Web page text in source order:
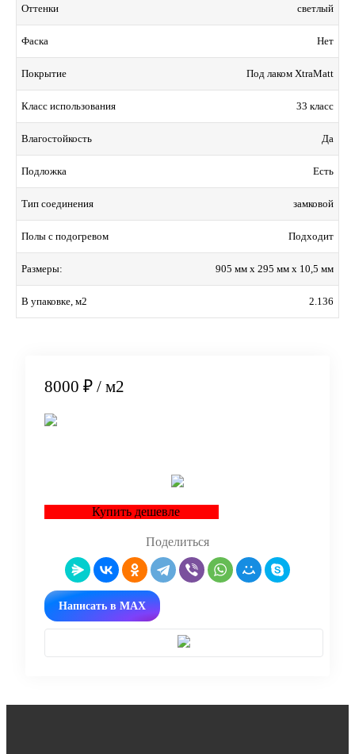
Оттенки светлый
Фаска Нет
Покрытие Под лаком XtraMatt
Класс использования 33 класс
Влагостойкость Да
Подложка Есть
Тип соединения замковой
Полы с подогревом Подходит
Размеры: 905 мм x 295 мм x 10,5 мм
В упаковке, м2 2.136
8000 ₽ / м2
Купить дешевле
Поделиться
Написать в MAX